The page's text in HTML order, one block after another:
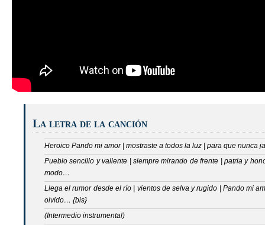
La letra de la canción
Heroico Pando mi amor | mostraste a todos la luz | para que nunca
Pueblo sencillo y valiente | siempre mirando de frente | patria y
modo…
Llega el rumor desde el río | vientos de selva y rugido | Pando mi
olvido… {bis}
(Intermedio instrumental)